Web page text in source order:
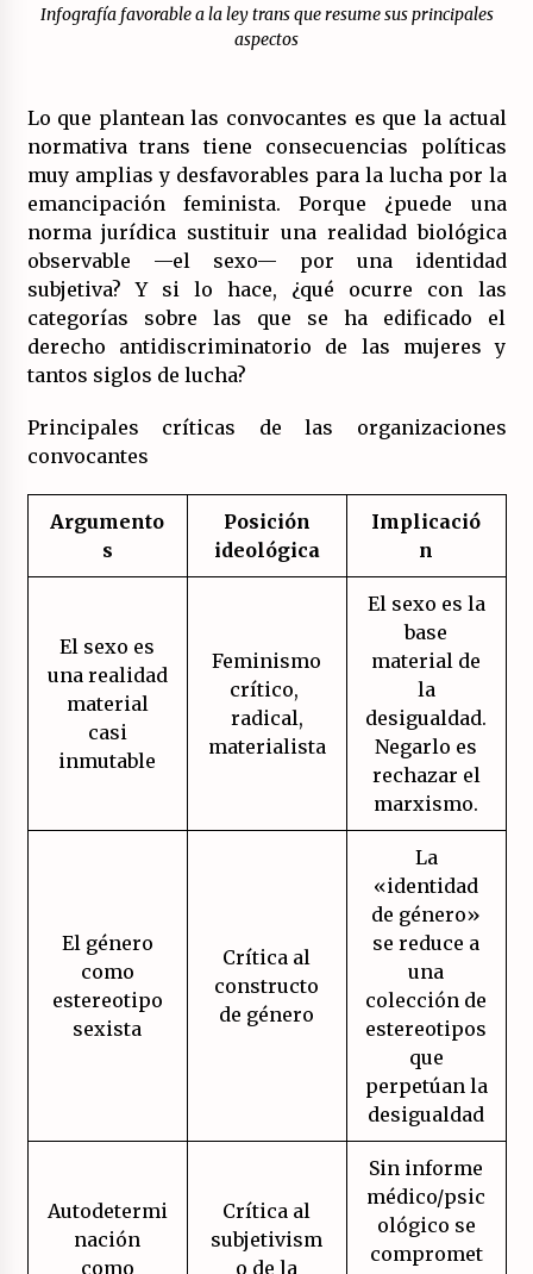
para La Saleta y la línea C3.
16/07/2026
contra la OTAN, el Imperialismo y la Guerra.
14/07/2026
El fuego no tiene la culpa en Los Gallardos
(Almería)
14/07/2026
Infografía favorable a la ley trans que resume sus principales
aspectos
Lo que plantean las convocantes es que la actual
normativa trans tiene consecuencias políticas
muy amplias y desfavorables para la lucha por la
emancipación feminista. Porque ¿puede una
norma jurídica sustituir una realidad biológica
observable —el sexo— por una identidad
subjetiva? Y si lo hace, ¿qué ocurre con las
categorías sobre las que se ha edificado el
derecho antidiscriminatorio de las mujeres y
tantos siglos de lucha?
Principales críticas de las organizaciones
convocantes
Argumento
s
Posición
ideológica
Implicació
n
El sexo es
una realidad
material
casi
inmutable
Feminismo
crítico,
radical,
materialista
El sexo es la
base
material de
la
desigualdad.
Negarlo es
rechazar el
marxismo.
El género
como
estereotipo
sexista
Crítica al
constructo
de género
La
«identidad
de género»
se reduce a
una
colección de
estereotipos
que
perpetúan la
desigualdad
Autodetermi
nación
como
Crítica al
subjetivism
o de la
Sin informe
médico/psic
ológico se
compromet